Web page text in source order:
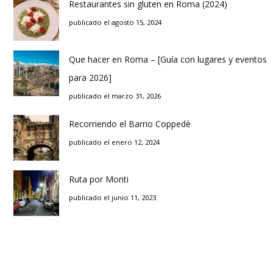
Restaurantes sin gluten en Roma (2024)
publicado el agosto 15, 2024
Que hacer en Roma – [Guía con lugares y eventos
para 2026]
publicado el marzo 31, 2026
Recorriendo el Barrio Coppedè
publicado el enero 12, 2024
Ruta por Monti
publicado el junio 11, 2023